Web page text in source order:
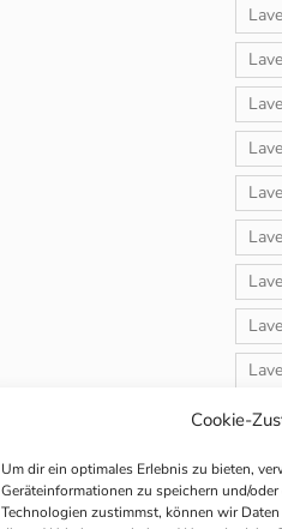
Cookie-
Um dir ein optimales Erlebnis zu bieten,
Geräteinformationen zu speichern und/
Technologien zustimmst, können wir